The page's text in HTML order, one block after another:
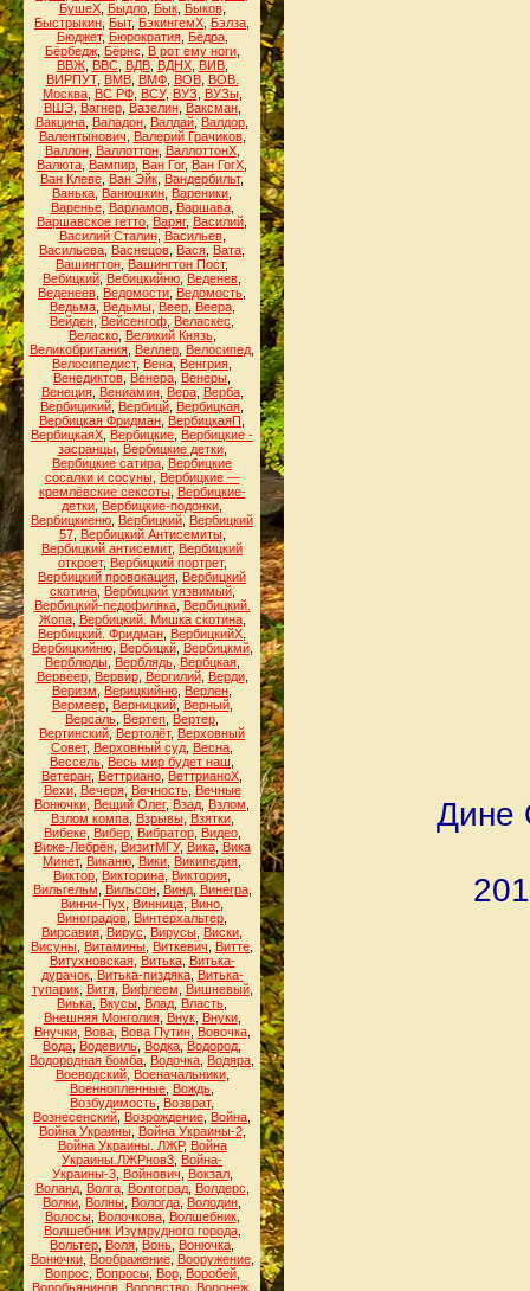
БушеХ, Быдло, Бык, Быков,
Быстрыкин Быт, БэкингемХ Бэлза
Бюджет, Бюрократия, Бёдра,
Бёрбедж, Бёрнс В рот ему ноги,
ВВЖ, ВВС, ВДВ, ВДНХ, ВИВ,
ВИРПУТ, ВМВ, ВМФ, ВОВ, ВОВ.
Москва, ВС РФ, ВСУ, ВУЗ ВУЗы,
ВШЭ, Вагнер, Вазелин, Ваксман,
Вакцина Валадон Валдай Валдор
Валентынович
Валерий Грачиков,
Валлон, Валлоттон, ВаллоттонХ,
Валюта Вампир Ван Гог, Ван ГогХ
Ван Клеве Ван Эйк Вандербильт,
Ванька Ванюшкин Вареники
Варенье, Варламов, Варшава,
Варшавское гетто Варяг, Василий
Василий Сталин, Васильев,
Васильева Васнецов Вася Вата
Вашингтон Вашингтон Пост,
Вебицкий Вебицкийню Веденев
Веденеев Ведомости Ведомость
Ведьма, Ведьмы, Веер, Веера,
Вейден Вейсенгоф Веласкес
Веласко, Великий Князь,
Великобритания Веллер Велосипед
Велосипедист, Вена Венгрия
Венедиктов Венера Венеры
Венеция, Вениамин, Вера, Верба,
Вербицикий Вербицй Вербицкая
Вербицкая Фридман ВербицкаяП
ВербицкаяХ Вербицкие Вербицкие -
засранцы, Вербицкие детки,
Вербицкие сатира Вербицкие
сосалки и сосуны, Вербицкие —
кремлёвские сексоты, Вербицкие-
детки Вербицкие-подонки
Вербицкиеню Вербицкий Вербицкий
57, Вербицкий Антисемиты,
Вербицкий антисемит, Вербицкий
откроет, Вербицкий портрет,
Вербицкий провокация Вербицкий
скотина, Вербицкий уязвимый,
Вербицкий-педофиляка, Вербицкий.
Жопа, Вербицкий. Мишка скотина,
Вербицкий. Фридман ВербицкийХ
Вербицкийню, Вербицкй, Вербицкмй,
Верблюды, Верблядь, Вербцкая,
Вервеер, Вервир, Вергилий, Верди,
Веризм
Верицкийню Верлен
Вермеер, Верницкий, Верный,
Версаль Вертеп Вертер
Вертинский Вертолёт, Верховный
Совет, Верховный суд Весна
Вессель Весь мир будет наш
Ветеран Веттриано ВеттрианоХ
Вехи, Вечеря, Вечность, Вечные
Вонючки Вещий Олег, Взад Взлом
Взлом компа, Взрывы, Взятки,
Вибеке, Вибер, Вибратор, Видео,
Виже-Лебрён, ВизитМГУ, Вика, Вика
Минет, Виканю Вики Википедия
Виктор Викторина Виктория
Вильгельм
Вильсон, Винд, Винегра,
Винни-Пух
Винница Вино
Виноградов Винтерхальтер
Вирсавия Вирус Вирусы Виски
Висуны Витамины Виткевич Витте
Витухновская, Витька, Витька-
дурачок, Витька-пиздяка, Витька-
тупарик, Витя, Вифлеем Вишневый,
Виька Вкусы Влад Власть
Внешняя Монголия, Внук, Внуки,
Внучки, Вова, Вова Путин, Вовочка,
Вода Водевиль Водка Водород
Водородная бомба Водочка Водяра
Воеводский, Военачальники,
Военнопленные Вождь
Возбудимость Возврат,
Вознесенский Возрождение Война
Война Украины, Война Украины-2,
Война Украины. ЛЖР, Война
Украины.ЛЖРнов3 Война-
Украины-3, Войнович Вокзал,
Воланд, Волга, Волгоград, Волдерс
Волки Волны Вологда Володин
Волосы, Волочкова, Волшебник,
Волшебник Изумрудного города,
Вольтер Воля Вонь Вонючка
Вонючки, Воображение, Вооружение,
Вопрос
Вопросы, Вор, Воробей,
Воробьянинов Воровство Воронеж
Дине